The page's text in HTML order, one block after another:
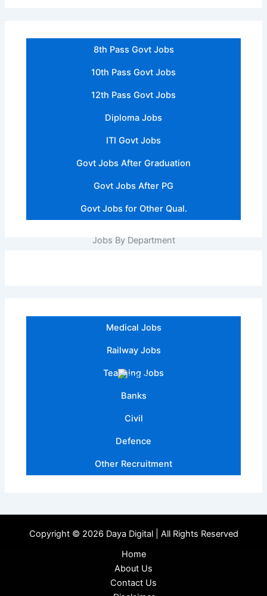
8th Pass Govt Jobs
10th Pass Govt Jobs
12th Pass Govt Jobs
Diploma Jobs
ITI Govt Jobs
Govt Jobs After Graduation
Govt Jobs After PG
Govt Jobs for Other Qual.
Jobs By Department
Medical Jobs
Railway Jobs
Teaching Jobs
Banks
Civil
Defence
Other Recruitment
Copyright © 2026 Daya Digital | All Rights Reserved
Home
About Us
Contact Us